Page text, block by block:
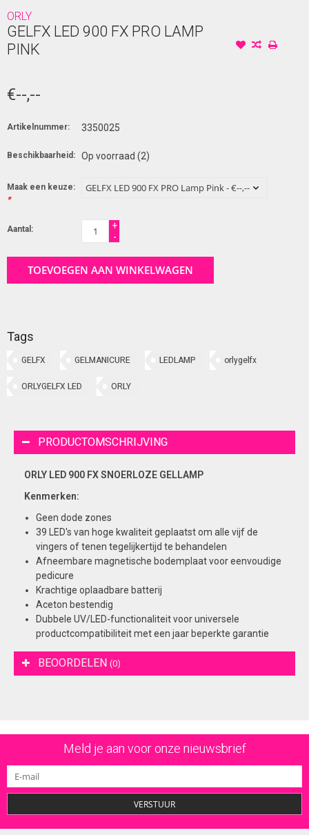
ORLY
GELFX LED 900 FX PRO LAMP
PINK
€--,--
Artikelnummer: 3350025
Beschikbaarheid: Op voorraad (2)
Maak een keuze:
*
Aantal:
+
-
TOEVOEGEN AAN WINKELWAGEN
Tags
GELFX GELMANICURE LEDLAMP orlygelfx
ORLYGELFX LED ORLY
PRODUCTOMSCHRIJVING
ORLY LED 900 FX SNOERLOZE GELLAMP
Kenmerken:
Geen dode zones
39 LED's van hoge kwaliteit geplaatst om alle vijf de
vingers of tenen tegelijkertijd te behandelen
Afneembare magnetische bodemplaat voor eenvoudige
pedicure
Krachtige oplaadbare batterij
Aceton bestendig
Dubbele UV/LED-functionaliteit voor universele
productcompatibiliteit met een jaar beperkte garantie
BEOORDELEN (0)
Meld je aan voor onze nieuwsbrief
VERSTUUR